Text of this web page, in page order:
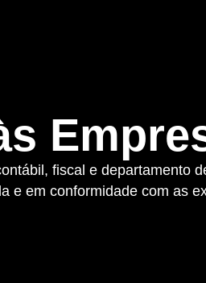
fiscal e departamento
e em conformidade com as